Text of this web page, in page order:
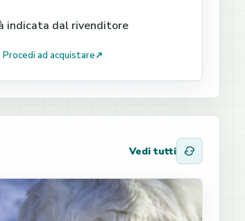
indicata dal rivenditore
Procedi ad acquistare↗
Vedi tutti